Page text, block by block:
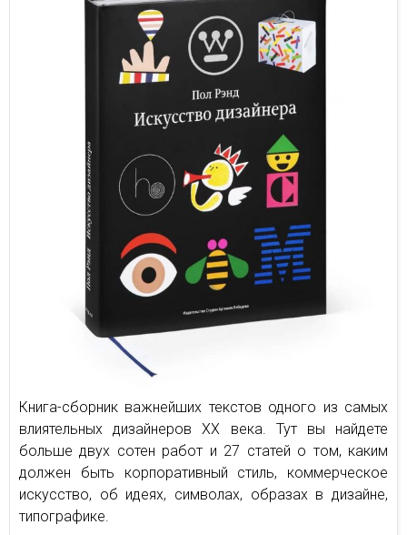
Книга-сборник важнейших текстов одного из самых
влиятельных дизайнеров ХХ века. Тут вы найдете
больше двух сотен работ и 27 статей о том, каким
должен быть корпоративный стиль, коммерческое
искусство, об идеях, символах, образах в дизайне,
типографике.